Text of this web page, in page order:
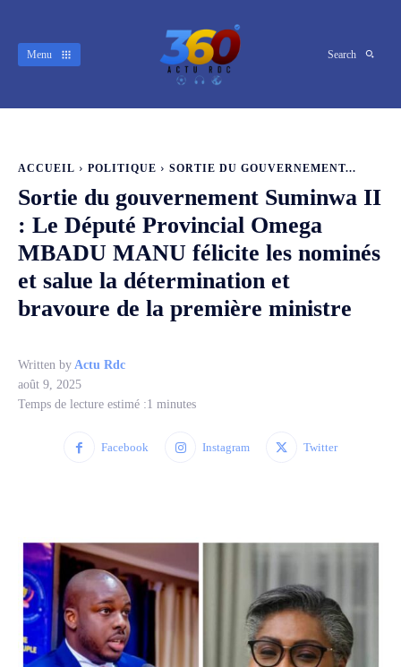
Menu Search
ACCUEIL POLITIQUE SORTIE DU GOUVERNEMENT...
Sortie du gouvernement Suminwa II
: Le Député Provincial Omega
MBADU MANU félicite les nominés
et salue la détermination et
bravoure de la première ministre
Written by Actu Rdc
août 9, 2025
Temps de lecture estimé :1 minutes
Facebook Instagram Twitter